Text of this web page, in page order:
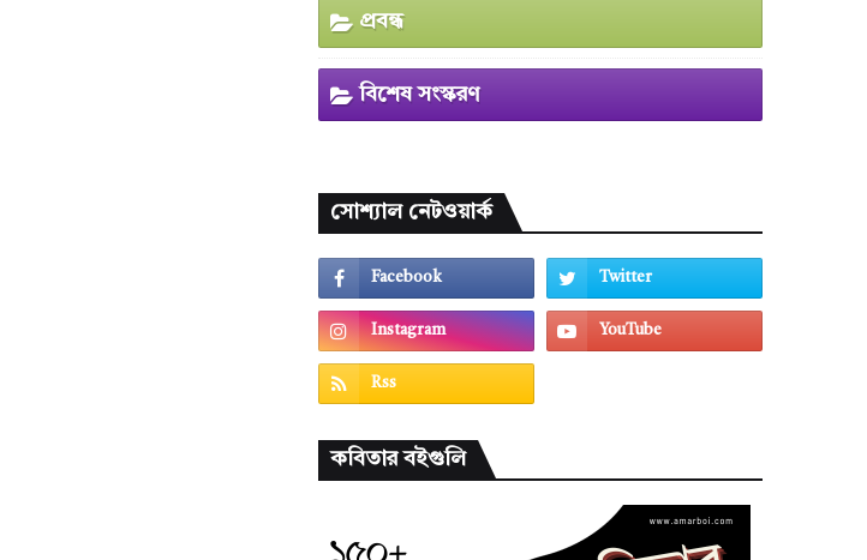
প্রবন্ধ
বিশেষ সংস্করণ
সোশ্যাল নেটওয়ার্ক
কবিতার বইগুলি